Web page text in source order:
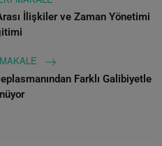
İlişkiler ve Zaman Yönetimi
Farklı Galibiyetle